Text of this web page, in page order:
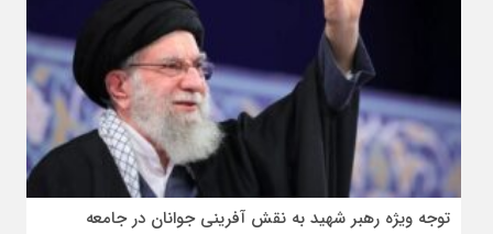
توجه ویژه رهبر شهید به نقش آفرینی جوانان در جامعه